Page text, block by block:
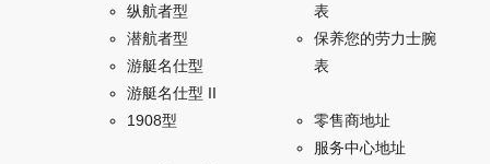
纵航者型
潜航者型
游艇名仕型
游艇名仕型 II
1908型
表
保养您的劳力士腕
表
零售商地址
服务中心地址